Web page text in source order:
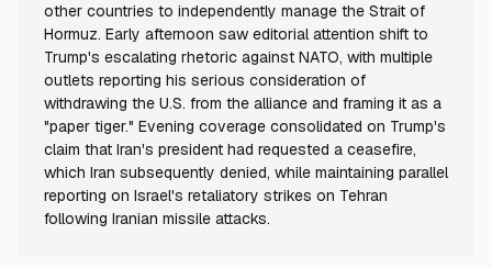
other countries to independently manage the Strait of
Hormuz. Early afternoon saw editorial attention shift to
Trump's escalating rhetoric against NATO, with multiple
outlets reporting his serious consideration of
withdrawing the U.S. from the alliance and framing it as a
"paper tiger." Evening coverage consolidated on Trump's
claim that Iran's president had requested a ceasefire,
which Iran subsequently denied, while maintaining parallel
reporting on Israel's retaliatory strikes on Tehran
following Iranian missile attacks.